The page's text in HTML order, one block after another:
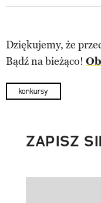
Dziękujemy, że
Bądź na bieżąco!
konkursy
ZAPISZ